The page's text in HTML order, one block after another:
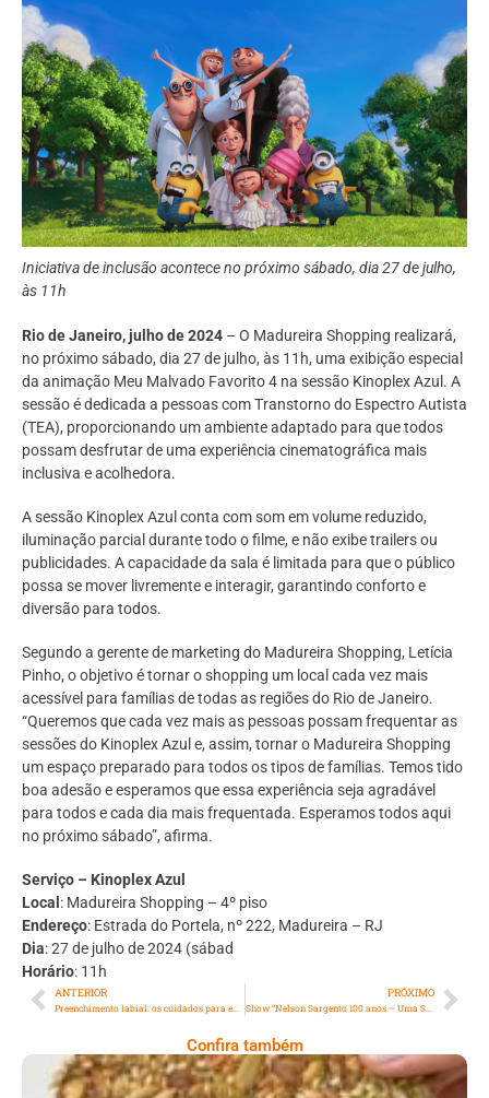
Iniciativa de inclusão acontece no próximo sábado, dia 27 de julho,
às 11h
Rio de Janeiro, julho de 2024 – O Madureira Shopping realizará,
no próximo sábado, dia 27 de julho, às 11h, uma exibição especial
da animação Meu Malvado Favorito 4 na sessão Kinoplex Azul. A
sessão é dedicada a pessoas com Transtorno do Espectro Autista
(TEA), proporcionando um ambiente adaptado para que todos
possam desfrutar de uma experiência cinematográfica mais
inclusiva e acolhedora.
A sessão Kinoplex Azul conta com som em volume reduzido,
iluminação parcial durante todo o filme, e não exibe trailers ou
publicidades. A capacidade da sala é limitada para que o público
possa se mover livremente e interagir, garantindo conforto e
diversão para todos.
Segundo a gerente de marketing do Madureira Shopping, Letícia
Pinho, o objetivo é tornar o shopping um local cada vez mais
acessível para famílias de todas as regiões do Rio de Janeiro.
“Queremos que cada vez mais as pessoas possam frequentar as
sessões do Kinoplex Azul e, assim, tornar o Madureira Shopping
um espaço preparado para todos os tipos de famílias. Temos tido
boa adesão e esperamos que essa experiência seja agradável
para todos e cada dia mais frequentada. Esperamos todos aqui
no próximo sábado”, afirma.
Serviço – Kinoplex Azul
Local : Madureira Shopping – 4º piso
Endereço: Estrada do Portela, nº 222, Madureira – RJ
Dia: 27 de julho de 2024 (sábad
Horário: 11h
ANTERIOR PRÓXIMO
Show “Nelson Sargento 100 anos – Uma Sinfonia Imortal” no palco sagrado do Teatro Rival Petrobras, RJ
Confira também